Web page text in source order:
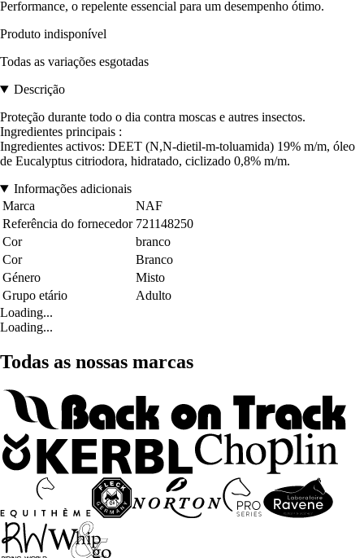
Performance, o repelente essencial para um desempenho ótimo.
Produto indisponível
Todas as variações esgotadas
Descrição
Proteção durante todo o dia contra moscas e autres insectos.
Ingredientes principais :
Ingredientes activos: DEET (N,N-dietil-m-toluamida) 19% m/m, óleo
de Eucalyptus citriodora, hidratado, ciclizado 0,8% m/m.
Informações adicionais
Marca
NAF
Referência do fornecedor 721148250
Cor
branco
Cor
Branco
Género
Misto
Grupo etário
Adulto
Loading...
Loading...
Todas as nossas marcas